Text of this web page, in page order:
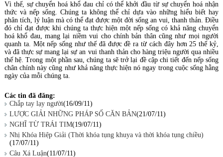
Vì thế, sự chuyển hoá khổ đau chỉ có thể khởi đầu từ sự chuyển hoá nhận
thức và nếp sống. Chúng ta không thể chỉ dựa vào những hiểu biết hay
phân tích, lý luận mà có thể đạt được một đời sống an vui, thanh thản. Điều
đó chỉ đạt được khi chúng ta thực hiện một nếp sống có khả năng chuyển
hoá khổ đau, mang lại niềm vui cho chính bản thân cũng như mọi người
quanh ta. Một nếp sống như thế đã được đề ra từ cách đây hơn 25 thế kỷ,
và đã thực sự mang lại sự an vui thanh thản cho hàng triệu người qua nhiều
thế hệ. Trong một phần sau, chúng ta sẽ trở lại đề cập chi tiết đến nếp sống
chân chính này cũng như khả năng thực hiện nó ngay trong cuộc sống hằng
ngày của mỗi chúng ta.
Các tin đã đăng:
Chắp tay lạy người(16/09/11)
LƯỢC GIẢI NHỮNG PHÁP SỐ CĂN BẢN(21/07/11)
NGHĨ TỪ TRÁI TIM(19/07/11)
Nhị Khóa Hiệp Giải (Thời khóa tụng khuya và thời khóa tụng chiều)
(17/07/11)
Câu Xá Luận(11/07/11)